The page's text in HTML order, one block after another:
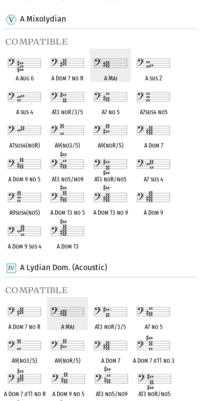
A Mixolydian
compatible
A Aug 6 A Dom 7 no R A Maj A sus 2
A sus 4 A13 noR/3/5 A7 no 5 A7sus4 no5
A7sus4(noR) A9(no3/5) A9(noR/5) A Dom 7
A Dom 9 no 5 A13 no5/no9 A13 noR/no5 A7 sus 4
A9sus4(no5) A Dom 13 no 5 A Dom 13 no 9 A Dom 9
A Dom 9 sus 4 A Dom 13
A Lydian Dom. (Acoustic)
compatible
A Dom 7 no R A Maj A13 noR/3/5 A7 no 5
A9(no3/5) A9(noR/5) A Dom 7 A Dom 7♯11 no 3
A Dom 7 ♯11 no R A Dom 9 no 5 A13 no5/no9 A13 noR/no5